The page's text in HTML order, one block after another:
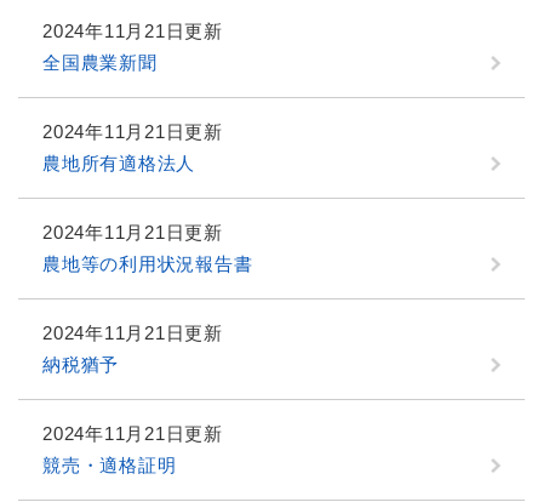
2024年11月21日更新
全国農業新聞
2024年11月21日更新
農地所有適格法人
2024年11月21日更新
農地等の利用状況報告書
2024年11月21日更新
納税猶予
2024年11月21日更新
競売・適格証明